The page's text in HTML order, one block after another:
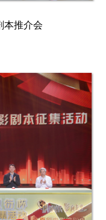
本推介会